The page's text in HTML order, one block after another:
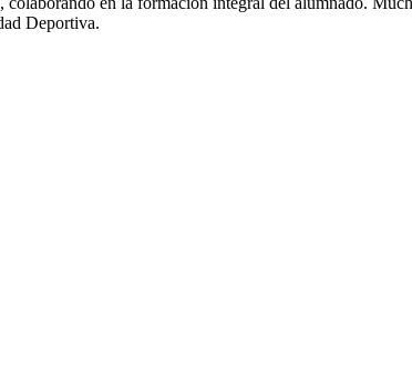
Deportiva.